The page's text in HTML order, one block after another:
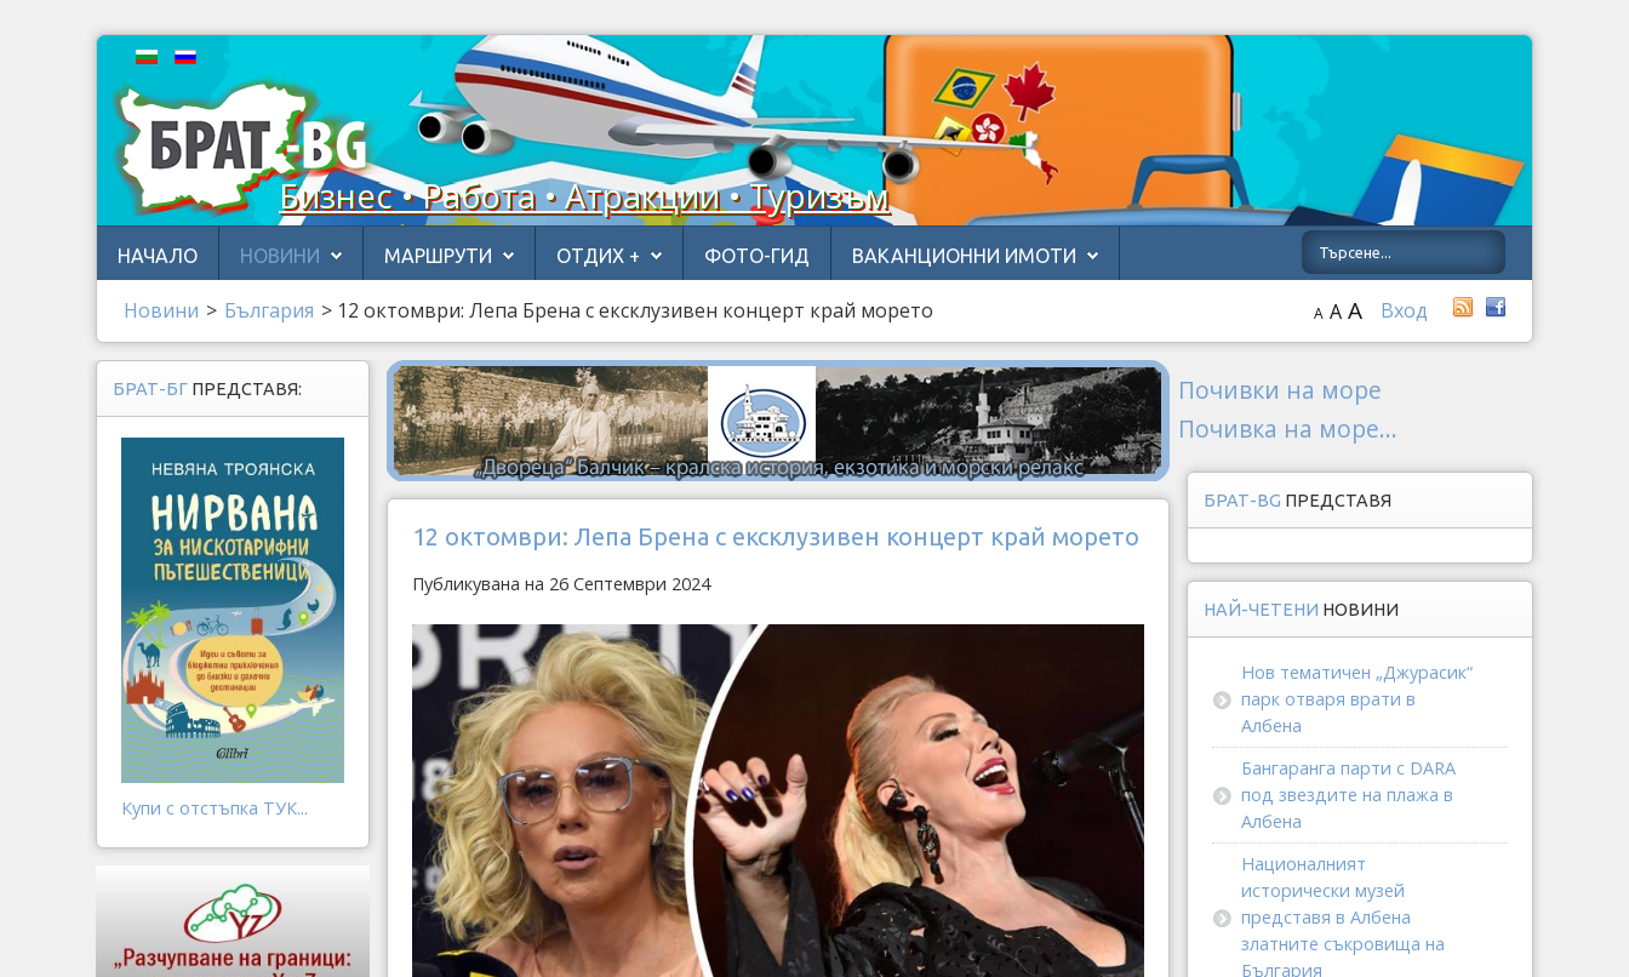
Бизнес • Работа • Атракции • Туризъм
НАЧАЛО НОВИНИ МАРШРУТИ ОТДИХ + ФОТО-ГИД ВАКАНЦИОННИ ИМОТИ
Новини > България > 12 октомври: Лепа Брена с ексклузивен концерт край морето Вход
A A A
12 октомври: Лепа Брена с ексклузивен концерт край морето
Публикувана на 26 Септември 2024
БРАТ-БГ ПРЕДСТАВЯ:
Купи с отстъпка ТУК...
Почивки на море
Почивка на море...
БРАТ-BG ПРЕДСТАВЯ
НАЙ-ЧЕТЕНИ НОВИНИ
Нов тематичен „Джурасик“
парк отваря врати в
Албена
Бангаранга парти с DARA
под звездите на плажа в
Албена
Националният
исторически музей
представя в Албена
златните съкровища на
България